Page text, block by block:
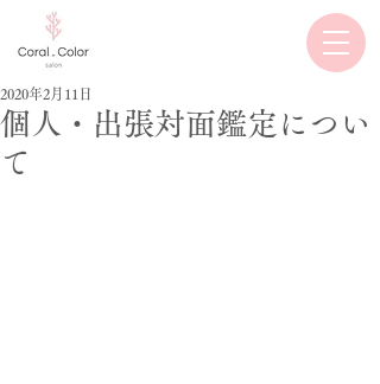
個人・出張対面鑑定につい
て
2020年2月11日